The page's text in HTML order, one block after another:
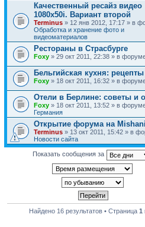
Качественный ресайз видео
1080x50i. Вариант второй
Terminus » 12 янв 2012, 17:17 » в
Обработка и хранение фото и
видеоматериалов
Рестораны в Страсбурге
Foxy » 29 окт 2011, 22:38 » в
Бельгийская кухня:
Foxy » 18 окт 2011, 16:32 » в
Отели в Берлине: советы и
Foxy » 18 окт 2011, 13:52 » в
Германия
Открытие форума на
Terminus » 13 окт 2011, 15:42 » в
Новости сайта
Показать сообщения за
Найдено 16 результатов • Страница1